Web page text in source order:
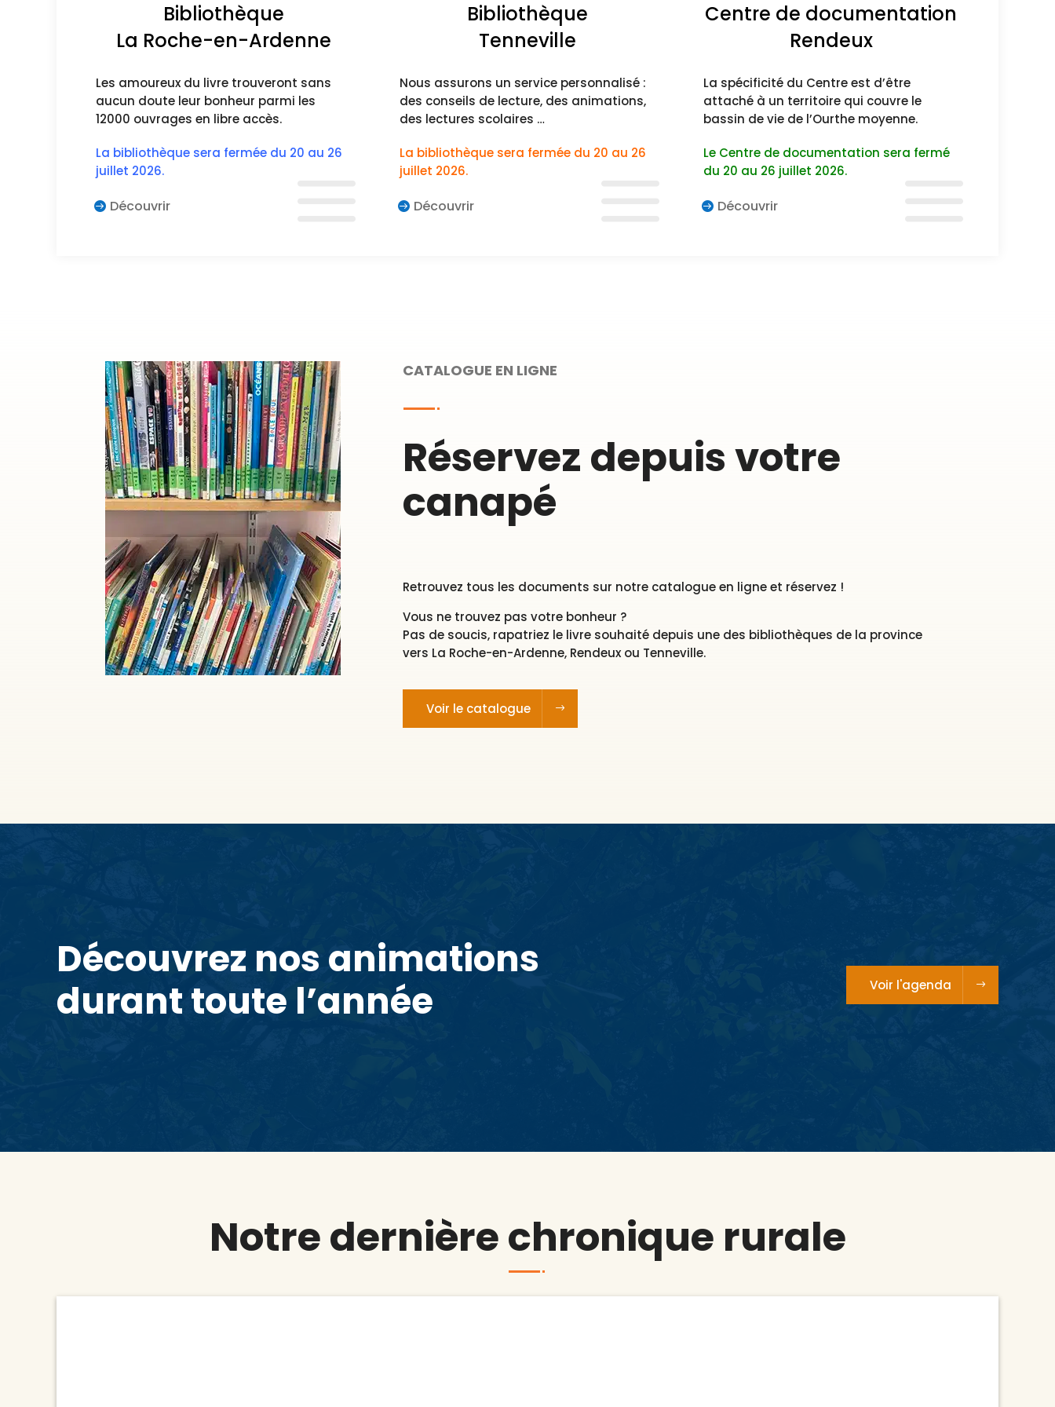
Bibliothèque
La Roche-en-Ardenne
Les amoureux du livre trouveront sans
aucun doute leur bonheur parmi les
12000 ouvrages en libre accès.
La bibliothèque sera fermée du 20 au 26
juillet 2026.
Découvrir
Bibliothèque
Tenneville
Nous assurons un service personnalisé :
des conseils de lecture, des animations,
des lectures scolaires …
La bibliothèque sera fermée du 20 au 26
juillet 2026.
Découvrir
Centre de documentation
Rendeux
La spécificité du Centre est d’être
attaché à un territoire qui couvre le
bassin de vie de l’Ourthe moyenne.
Le Centre de documentation sera fermé
du 20 au 26 juillet 2026.
Découvrir
CATALOGUE EN LIGNE
Réservez depuis votre
canapé
Retrouvez tous les documents sur notre catalogue en ligne et réservez !
Vous ne trouvez pas votre bonheur ?
Pas de soucis, rapatriez le livre souhaité depuis une des bibliothèques de la province
vers La Roche-en-Ardenne, Rendeux ou Tenneville.
Voir le catalogue
Découvrez nos animations
durant toute l’année
Voir l'agenda
Notre dernière chronique rurale